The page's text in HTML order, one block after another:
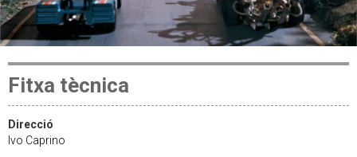
Fitxa tècnica
Direcció
Ivo Caprino